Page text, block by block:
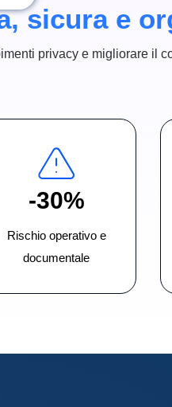
sicura e
privacy e migliorare il
-30%
Rischio operativo e
documentale